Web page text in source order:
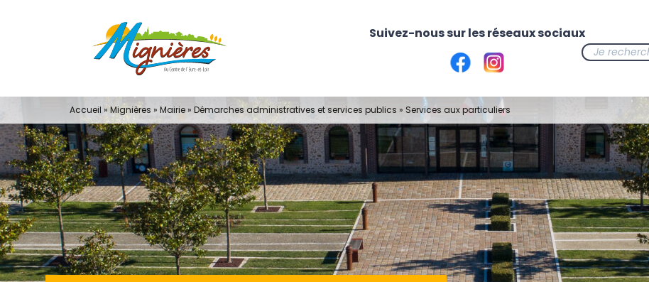
Accueil » Mignières » Mairie» Démarches administratives et services publics » Services aux particuliers